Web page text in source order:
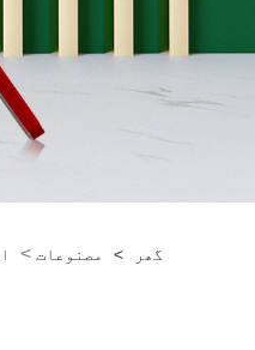
گھر > مصنوعات >